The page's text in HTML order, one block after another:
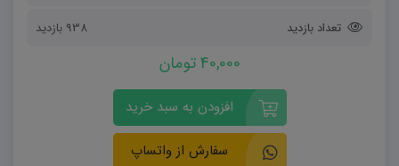
تعداد بازدید 938 بازدید
40,000 تومان
افزودن به سبد خرید
سفارش از واتساپ